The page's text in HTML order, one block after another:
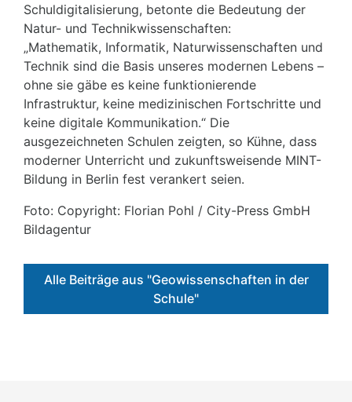
Schuldigitalisierung, betonte die Bedeutung der
Natur- und Technikwissenschaften:
„Mathematik, Informatik, Naturwissenschaften und
Technik sind die Basis unseres modernen Lebens –
ohne sie gäbe es keine funktionierende
Infrastruktur, keine medizinischen Fortschritte und
keine digitale Kommunikation.“ Die
ausgezeichneten Schulen zeigten, so Kühne, dass
moderner Unterricht und zukunftsweisende MINT-
Bildung in Berlin fest verankert seien.
Foto: Copyright: Florian Pohl / City-Press GmbH
Bildagentur
Alle Beiträge aus "Geowissenschaften in der
Schule"